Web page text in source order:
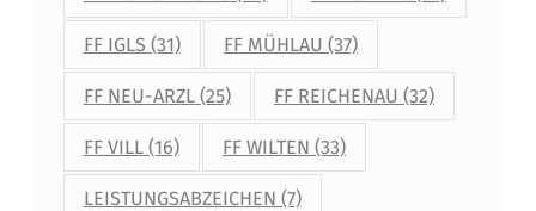
FF IGLS (31) FF MÜHLAU (37)
FF NEU-ARZL(25) FF REICHENAU (32)
FF VILL(16) FF WILTEN (33)
LEISTUNGSABZEICHEN (7)